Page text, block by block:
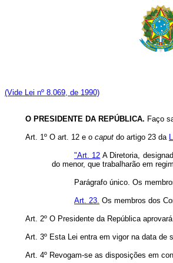
(Vide Lei nº 8.069, de 1990)
O PRESIDENTE DA REPÚBLICA. Faço
Art. 1º O art. 12 e o caput do artigo 23 da
"Art. 12 A Diretoria,
do menor, que trabalharão em
Parágrafo único. Os
Art. 23. Os membros dos
Art. 2º O Presidente da República
Art. 3º Esta Lei entra em vigor na data de
Art. 4º Revogam-se as disposições em